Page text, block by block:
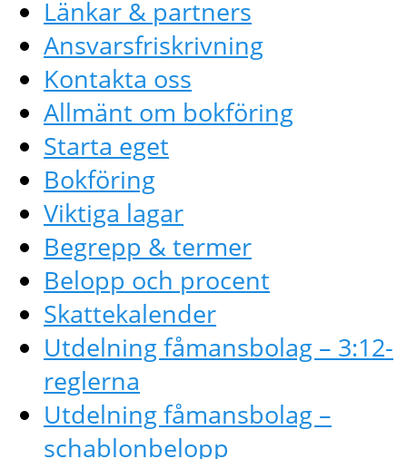
Länkar & partners
Ansvarsfriskrivning
Kontakta oss
Allmänt om bokföring
Starta eget
Bokföring
Viktiga lagar
Begrepp & termer
Belopp och procent
Skattekalender
Utdelning fåmansbolag – 3:12-
reglerna
Utdelning fåmansbolag –
schablonbelopp